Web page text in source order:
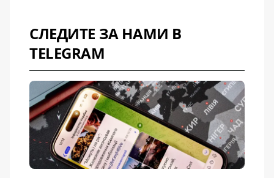
СЛЕДИТЕ ЗА НАМИ В
TELEGRAM